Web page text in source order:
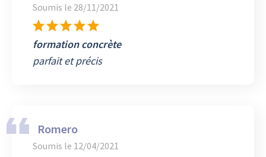
Soumis le 28/11/2021
formation concrète
parfait et précis
Romero
Soumis le 12/04/2021